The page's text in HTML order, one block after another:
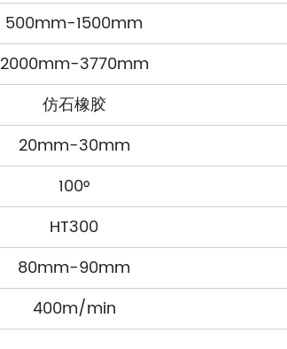
500mm-1500mm
2000mm-3770mm
仿石橡胶
20mm-30mm
100°
HT300
80mm-90mm
400m/min